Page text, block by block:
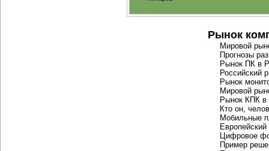
Рынок
Мировой
Прогнозы
Рынок ПК в
Российский
Рынок
Мировой
Рынок КПК в
Кто он,
Мобильные
Цифровое
Пример